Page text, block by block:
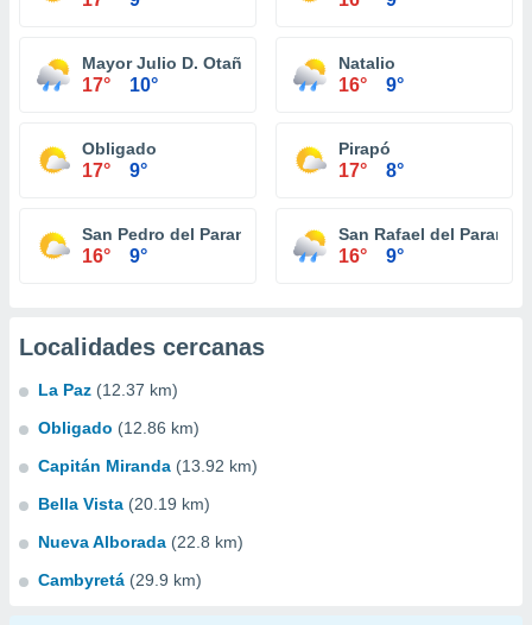
Mayor Julio D. Otaño
17° 10°
Natalio
16° 9°
Obligado
17° 9°
Pirapó
17° 8°
San Pedro del Paraná
16° 9°
San Rafael del Paraná
16° 9°
Localidades cercanas
La Paz (12.37 km)
Obligado (12.86 km)
Capitán Miranda (13.92 km)
Bella Vista (20.19 km)
Nueva Alborada (22.8 km)
Cambyretá (29.9 km)